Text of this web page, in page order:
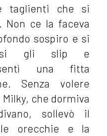
taglienti che si
Non ce la faceva
sospiro e si
gli slip e
sentì una fitta
Senza volere
che dormiva
sollevò il
le orecchie e la